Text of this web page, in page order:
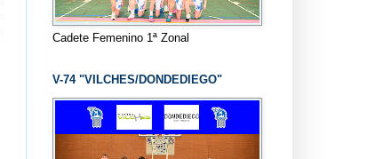
Cadete Femenino 1ª Zonal
V-74 "VILCHES/DONDEDIEGO"